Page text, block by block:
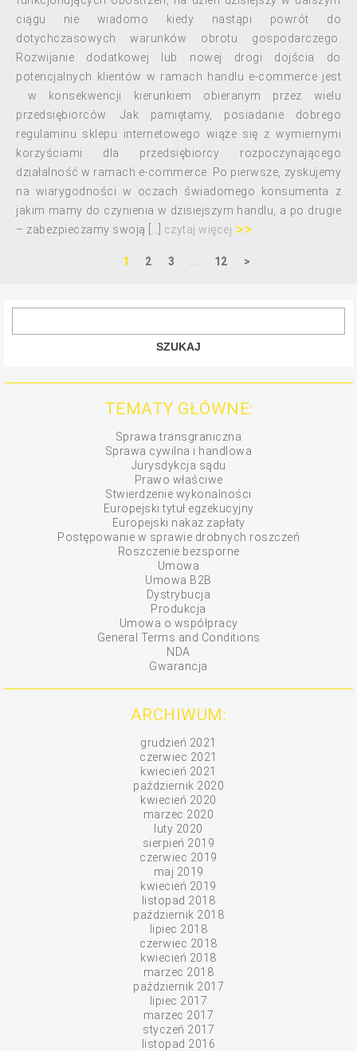
ciągu nie wiadomo kiedy nastąpi powrót do
dotychczasowych warunków obrotu gospodarczego.
Rozwijanie dodatkowej lub nowej drogi dojścia do
potencjalnych klientów w ramach handlu e-commerce jest
w konsekwencji kierunkiem obieranym przez wielu
przedsiębiorców. Jak pamiętamy, posiadanie dobrego
regulaminu sklepu internetowego wiąże się z wymiernymi
korzyściami dla przedsiębiorcy rozpoczynającego
działalność w ramach e-commerce. Po pierwsze, zyskujemy
na wiarygodności w oczach świadomego konsumenta z
jakim mamy do czynienia w dzisiejszym handlu, a po drugie
– zabezpieczamy swoją […]
czytaj więcej
1 2 3 12 >
TEMATY GŁÓWNE:
Sprawa transgraniczna
Sprawa cywilna i handlowa
Jurysdykcja sądu
Prawo właściwe
Stwierdzenie wykonalności
Europejski tytuł egzekucyjny
Europejski nakaz zapłaty
Postępowanie w sprawie drobnych roszczeń
Roszczenie bezsporne
Umowa
Umowa B2B
Dystrybucja
Produkcja
Umowa o współpracy
General Terms and Conditions
NDA
Gwarancja
ARCHIWUM:
grudzień 2021
czerwiec 2021
kwiecień 2021
październik 2020
kwiecień 2020
marzec 2020
luty 2020
sierpień 2019
czerwiec 2019
maj 2019
kwiecień 2019
listopad 2018
październik 2018
lipiec 2018
czerwiec 2018
kwiecień 2018
marzec 2018
październik 2017
lipiec 2017
marzec 2017
styczeń 2017
listopad 2016